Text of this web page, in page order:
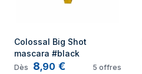
Colossal Big Shot
mascara #black
Dès 8,90 € 5 offres